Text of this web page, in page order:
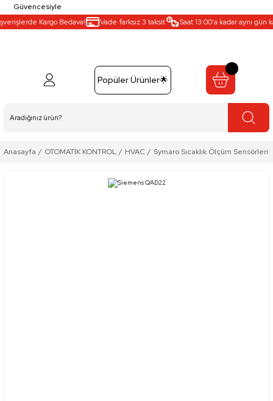
Güvencesiyle
Kargo Bedava!
Vade farksız 3 taksit Saat 13:00’a kadar aynı gün
Popüler Ürünler🌟
Anasayfa OTOMATİK KONTROL HVAC Symaro Sıcaklık Ölçüm Sensörleri